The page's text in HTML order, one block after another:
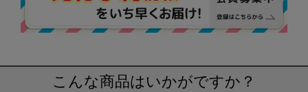
こんな商品はいかがですか？